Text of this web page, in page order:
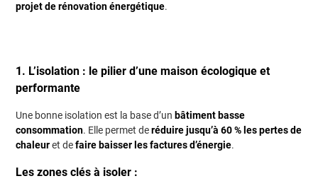
projet de rénovation énergétique.
1. L’isolation : le pilier d’une maison écologique et
performante
Une bonne isolation est la base d’un bâtiment basse
consommation. Elle permet deréduire jusqu’à 60 % les pertes de
chaleuret defaire baisser les factures d’énergie.
Les zones clés à isoler :